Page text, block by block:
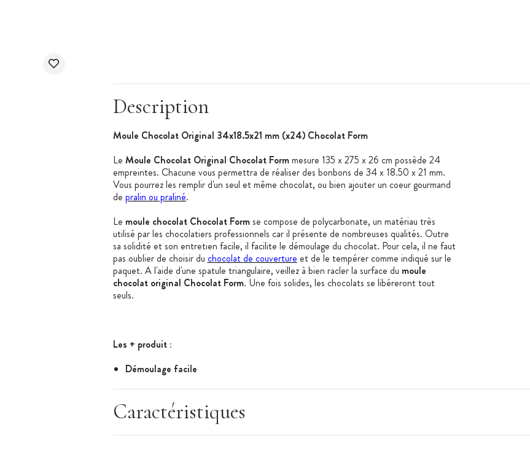
Description
Moule Chocolat Original 34x18.5x21 mm (x24) Chocolat Form
Le Moule Chocolat Original Chocolat Formmesure 135 x 275 x 26 cm possède 24
empreintes. Chacune vous permettra de réaliser des bonbons de 34 x 18.50 x 21 mm.
Vous pourrez les remplir d'un seul et même chocolat, ou bien ajouter un coeur gourmand
de pralin ou praliné.
Le moule chocolat Chocolat Formse compose de polycarbonate, un matériau très
utilisé par les chocolatiers professionnels car il présente de nombreuses qualités. Outre
sa solidité et son entretien facile, il facilite le démoulage du chocolat. Pour cela, il ne faut
pas oublier de choisir du chocolat de couverture et de le tempérer comme indiqué sur le
paquet. A l'aide d'une spatule triangulaire, veillez à bien racler la surface du moule
chocolat original Chocolat Form. Une fois solides, les chocolats se libéreront tout
seuls.
Les + produit :
Démoulage facile
Entretien simple
Design
Caractéristiques du Moule à Chocolat
Marque : Chocolat Form
Caractéristiques